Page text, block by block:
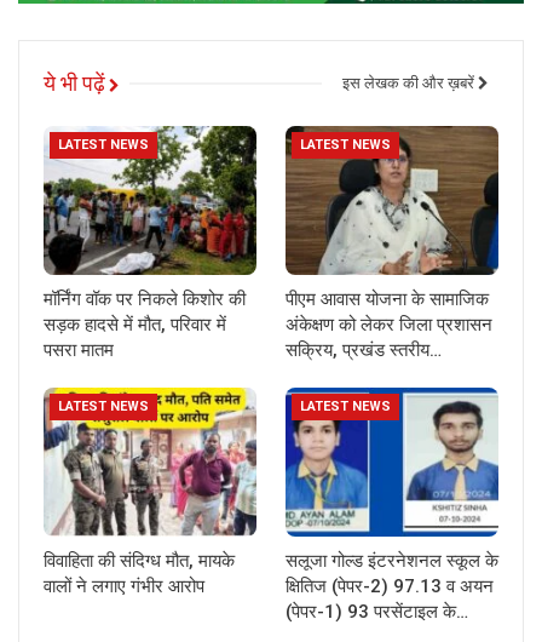
ये भी पढ़ें इस लेखक की और ख़बरें
LATEST NEWS
मॉर्निंग वॉक पर निकले किशोर की
सड़क हादसे में मौत, परिवार में
पसरा मातम
LATEST NEWS
पीएम आवास योजना के सामाजिक
अंकेक्षण को लेकर जिला प्रशासन
सक्रिय, प्रखंड स्तरीय…
LATEST NEWS
विवाहिता की संदिग्ध मौत, मायके
वालों ने लगाए गंभीर आरोप
LATEST NEWS
सलूजा गोल्ड इंटरनेशनल स्कूल के
क्षितिज (पेपर-2) 97.13 व अयन
(पेपर-1) 93 परसेंटाइल के…